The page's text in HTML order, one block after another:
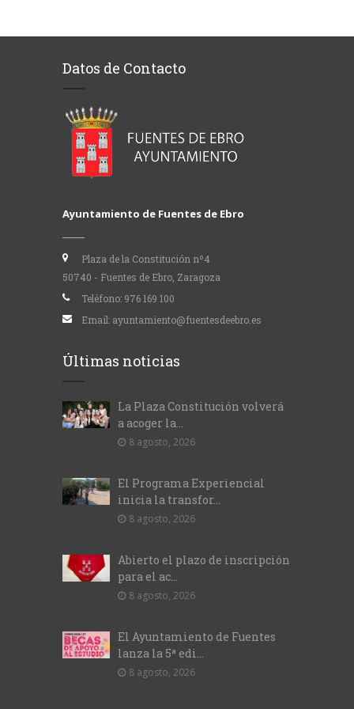
ventana
Datos de Contacto
Ayuntamiento de Fuentes de Ebro
Plaza de la Constitución nº4
50740 - Fuentes de Ebro, Zaragoza
Teléfono: 976 169 100
Email: ayuntamiento@fuentesdeebro.es
Últimas noticias
La Plaza Constitución volverá
a acoger la...
8 agosto, 2026
El Programa Experiencial
inicia la transfor...
8 agosto, 2026
Abierto el plazo de inscripción
para el ac...
8 agosto, 2026
El Ayuntamiento de Fuentes
lanza la 5ª edi...
8 agosto, 2026